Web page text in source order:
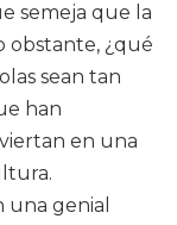
semeja que la
obstante, ¿qué
sean tan
han
en una
una genial